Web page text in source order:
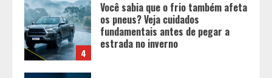
4
Você sabia que o frio também afeta
os pneus? Veja cuidados
fundamentais antes de pegar a
estrada no inverno